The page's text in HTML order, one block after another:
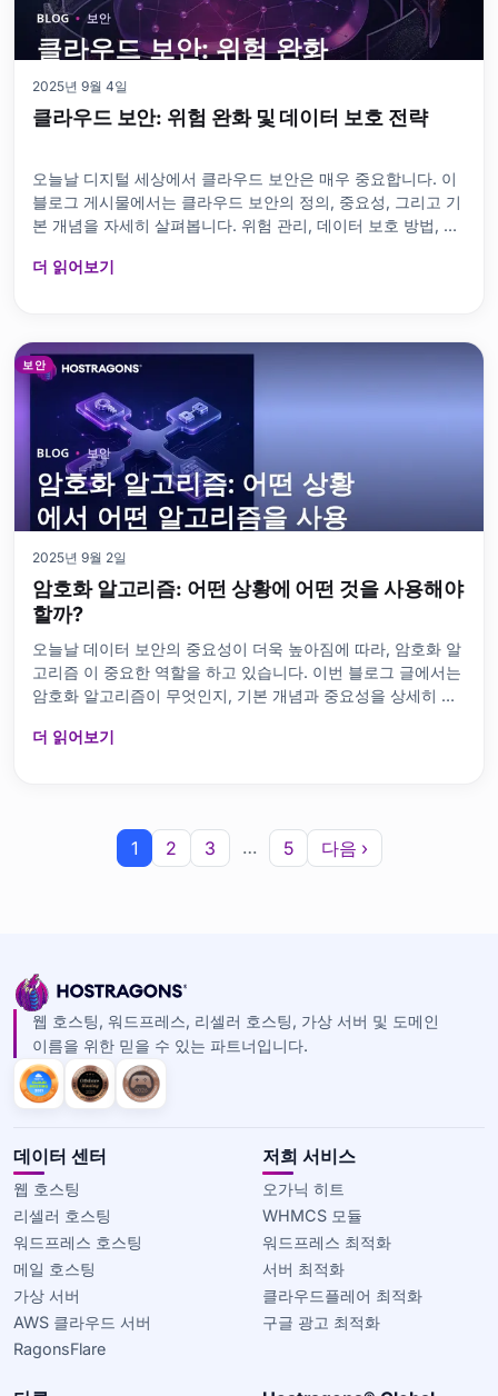
2025년 9월 4일
클라우드 보안: 위험 완화 및 데이터 보호 전략
오늘날 디지털 세상에서 클라우드 보안은 매우 중요합니다. 이
블로그 게시물에서는 클라우드 보안의 정의, 중요성, 그리고 기
본 개념을 자세히 살펴봅니다. 위험 관리, 데이터 보호 방법, 클
안 모범 사례를 제시합니다. 또한 보안 침해 방지 방법과 사용
고 위험을 최소화하는 데 필요한 조치를 포괄적으로 다룹니다.
클라우드 보안이란 무엇이고 왜 중요한가요? 콘텐츠 맵 비녀장
클라우드 보안이란 무엇이
더 읽어보기
보안
2025년 9월 2일
암호화 알고리즘: 어떤 상황에 어떤 것을 사용해야
할까?
오늘날 데이터 보안의 중요성이 더욱 높아짐에 따라, 암호화 알
고리즘 이 중요한 역할을 하고 있습니다. 이번 블로그 글에서는
암호화 알고리즘이 무엇인지, 기본 개념과 중요성을 상세히 살
기본적인 차이점을 설명하고, 올바른 알고리즘을 선택할 때 주
역할을 논의하고, 데이터 보안을 위해 어떻게 적용할 수 있는지
에 대한 팁도 제공
더 읽어보기
1 2 3 … 5 다음 ›
웹 호스팅, 워드프레스, 리셀러 호스팅, 가상 서버 및 도메인
이름을 위한 믿을 수 있는 파트너입니다.
데이터 센터
웹 호스팅
리셀러 호스팅
워드프레스 호스팅
메일 호스팅
가상 서버
AWS 클라우드 서버
RagonsFlare
저희 서비스
오가닉 히트
WHMCS 모듈
워드프레스 최적화
서버 최적화
클라우드플레어 최적화
구글 광고 최적화